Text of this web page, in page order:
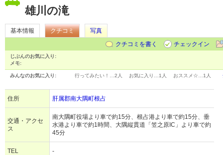
雄川の滝
基本情報 クチコミ
写真
クチコミを書く
チェックイン
じぶんのお気に入り:
メモ:
みんなのお気に入り: 行ってみたい！… 2人 お気に入り… 1人 おススメ☆… 1人
住所 肝属郡南大隅町根占
交通・アクセ
ス
南大隅町役場より車で約15分、根占港より車で約15分、垂
水港より車で約1時間、大隅縦貫道「笠之原IC」より車で約
45分
TEL -